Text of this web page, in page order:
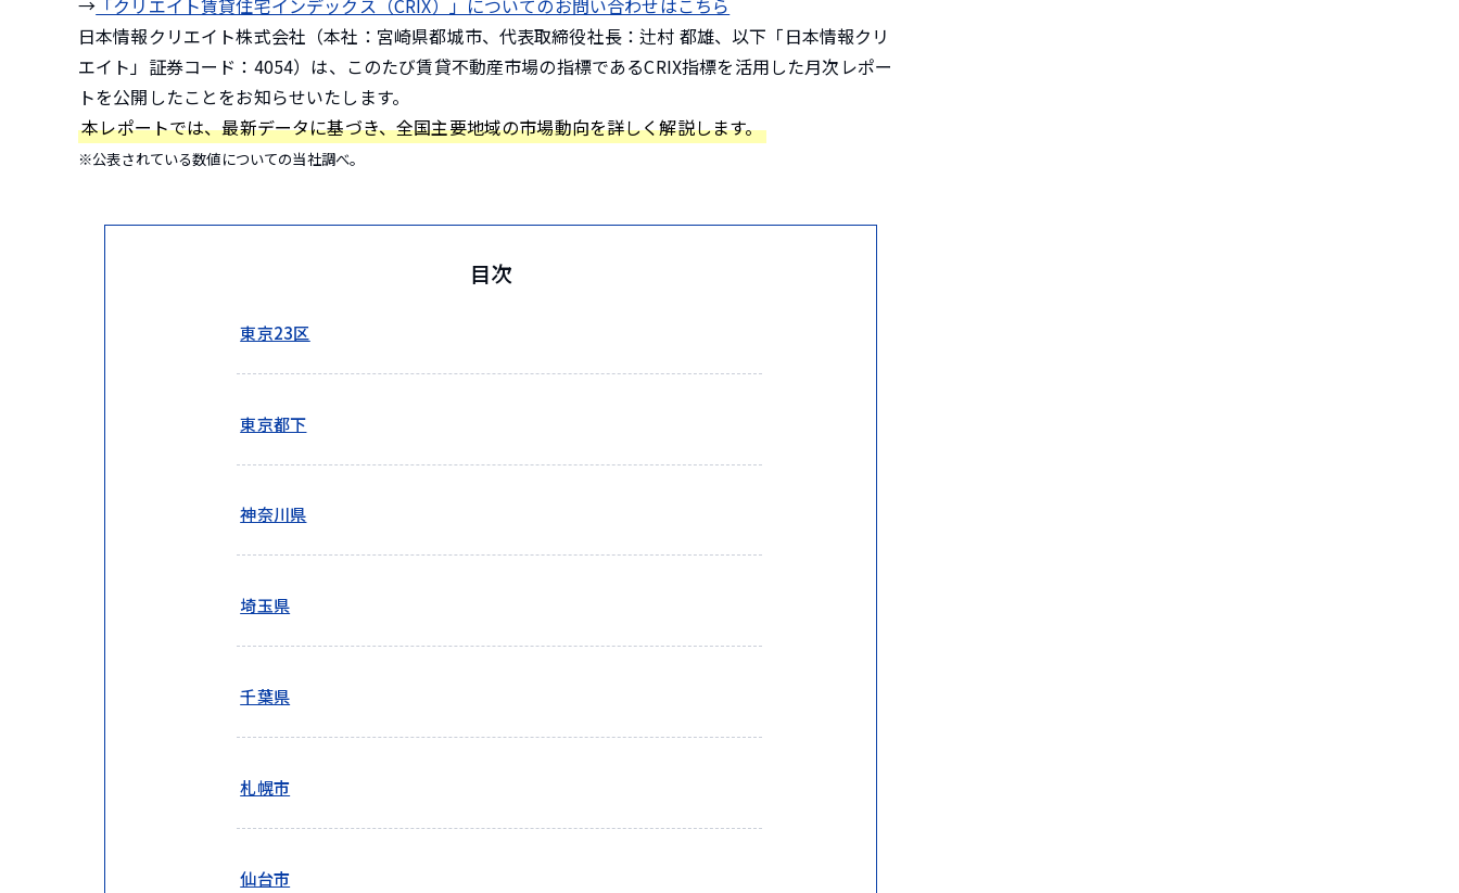
→ 「クリエイト賃貸住宅インデックス（CRIX）」についてのお問い合わせはこちら
日本情報クリエイト株式会社（本社：宮崎県都城市、代表取締役社長：辻村 都雄、以下「日本情報クリ
エイト」証券コード：4054）は、このたび賃貸不動産市場の指標であるCRIX指標を活用した月次レポー
トを公開したことをお知らせいたします。
本レポートでは、最新データに基づき、全国主要地域の市場動向を詳しく解説します。
※公表されている数値についての当社調べ。
目次
東京23区
東京都下
神奈川県
埼玉県
千葉県
札幌市
仙台市